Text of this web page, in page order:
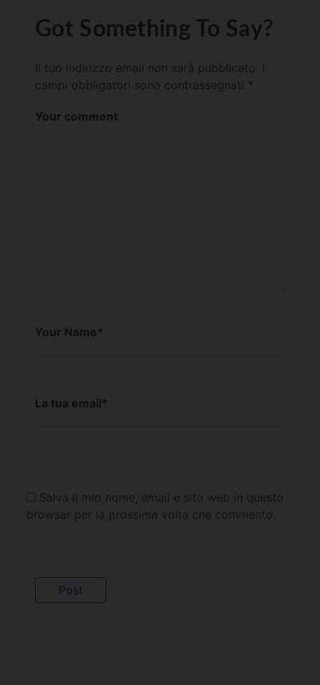
Got Something To Say?
Il tuo indirizzo email non sarà pubblicato.
campi obbligatori sono contrassegnati *
Your comment
Your Name*
La tua email*
Salva il mio nome, email e sito web in questo
browser per la prossima volta che commento.